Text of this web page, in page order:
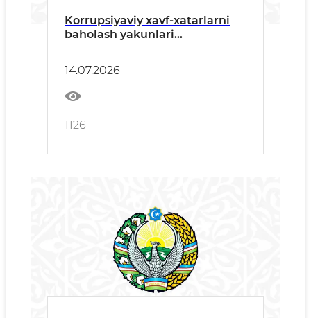
Korrupsiyaviy xavf-xatarlarni
baholash yakunlari
14.07.2026
1126